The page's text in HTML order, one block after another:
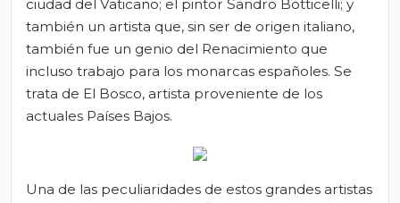
ciudad del Vaticano; el pintor Sandro Botticelli; y
también un artista que, sin ser de origen italiano,
también fue un genio del Renacimiento que
incluso trabajo para los monarcas españoles. Se
trata de El Bosco, artista proveniente de los
actuales Países Bajos.
Una de las peculiaridades de estos grandes artistas